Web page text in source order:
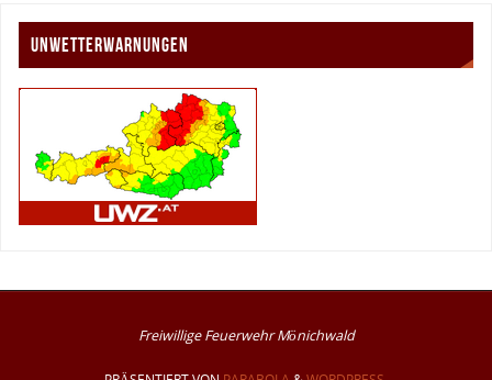
UNWETTERWARNUNGEN
Freiwillige Feuerwehr Mönichwald